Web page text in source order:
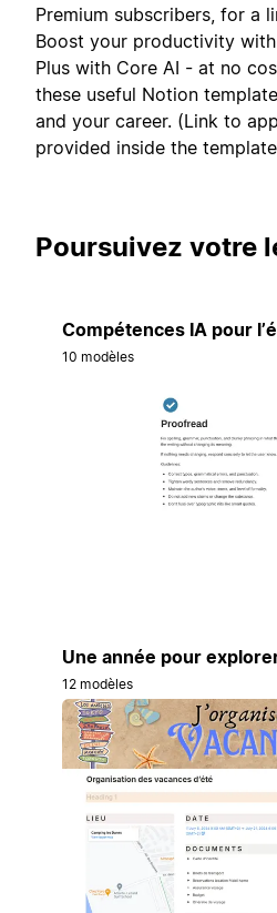
Premium subscribers, for a
Boost your productivity
Plus with Core AI - at no
these useful Notion
and your career. (Link to
provided inside the
Poursuivez votre
Compétences IA pour
10 modèles
Une année pour
12 modèles